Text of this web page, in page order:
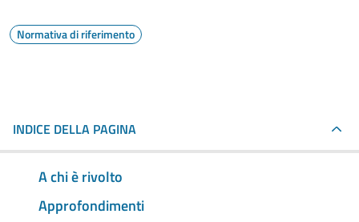
Normativa di riferimento
INDICE DELLA PAGINA
A chi è rivolto
Approfondimenti